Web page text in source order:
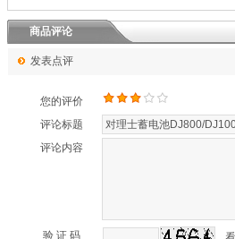
商品评论
发表点评
您的评价
评论标题
评论内容
验 证 码